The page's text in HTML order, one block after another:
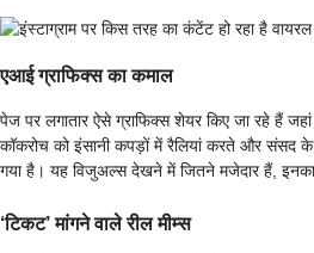
एआई ग्राफिक्स का कमाल
पेज पर लगातार ऐसे ग्राफिक्स शेयर किए जा रहे हैं
कॉकरोच को इंसानी कपड़ों में रैलियां करते और संसद
गया है। यह विजुअल्स देखने में जितने मजेदार हैं,
‘टिकट’ मांगने वाले रील मीम्स